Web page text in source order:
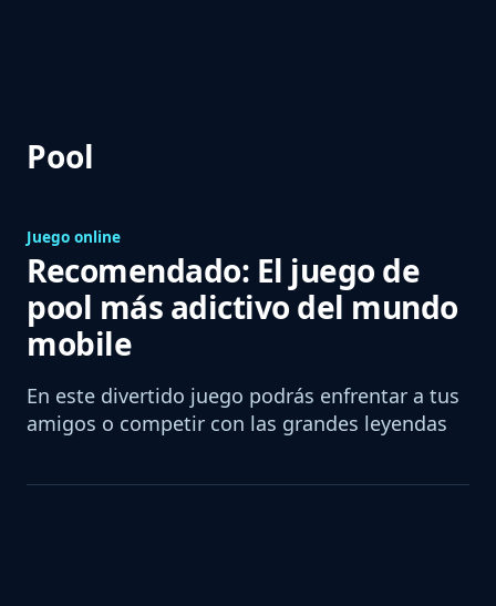
Pool
Juego online
Recomendado: El juego de
pool más adictivo del mundo
mobile
En este divertido juego podrás enfrentar a tus
amigos o competir con las grandes leyendas